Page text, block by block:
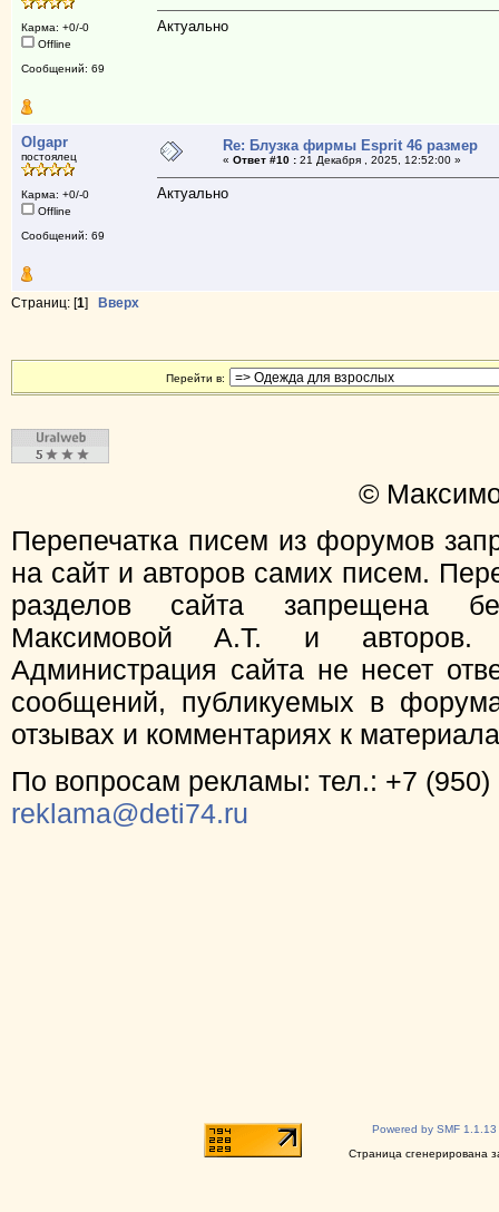
Карма: +0/-0
Offline
Сообщений: 69
Актуально
Olgapr
постоялец
Карма: +0/-0
Offline
Сообщений: 69
Re: Блузка фирмы Esprit 46 размер
« Ответ #10 :21 Декабря , 2025, 12:52:00 »
Актуально
Страниц: [1] Вверх
Перейти в:
©
Перепечатка писем из форумов
на сайт и авторов самих писем.
разделов сайта запрещена
Максимовой А.Т. и
Администрация сайта не несет
сообщений, публикуемых в
отзывах и комментариях к
По вопросам рекламы: тел.: +7 (950)
reklama@deti74.ru
Powered by SMF 1.1.13
Страница сгенерирована